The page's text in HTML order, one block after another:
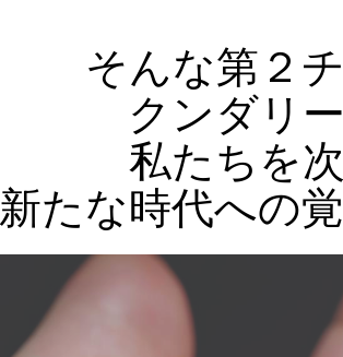
そんな第２
クンダリ
私たちを
新たな時代への